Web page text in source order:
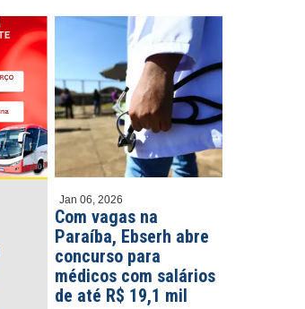
Jan 06, 2026
Com vagas na
Paraíba, Ebserh abre
concurso para
médicos com salários
de até R$ 19,1 mil